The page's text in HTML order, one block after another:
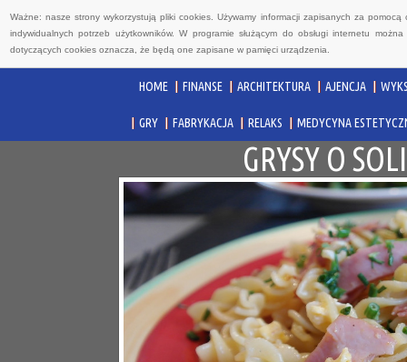
Ważne: nasze strony wykorzystują pliki cookies. Używamy informacji zapisanych za
indywidualnych potrzeb użytkowników. W programie służącym do obsługi internetu
dotyczących cookies oznacza, że będą one zapisane w pamięci urządzenia.
HOME FINANSE ARCHITEKTURA AJENCJA
GRY FABRYKACJA RELAKS MEDYCYNA
GRYSY O